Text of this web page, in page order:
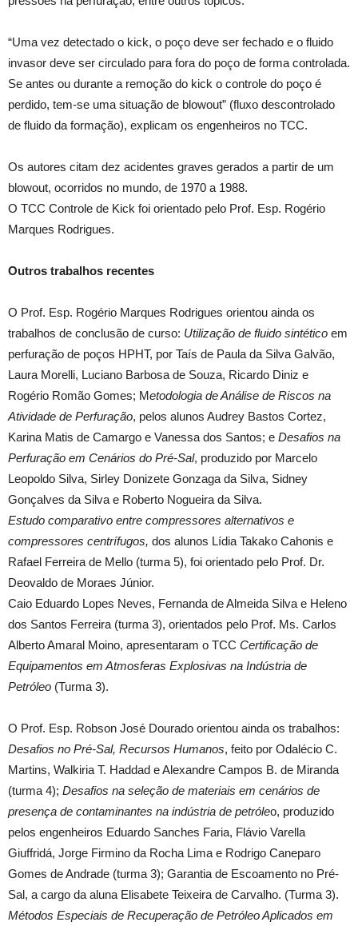
“Uma vez detectado o kick, o poço deve ser fechado e o fluido
invasor deve ser circulado para fora do poço de forma controlada.
Se antes ou durante a remoção do kick o controle do poço é
perdido, tem-se uma situação de blowout” (fluxo descontrolado
de fluido da formação), explicam os engenheiros no TCC.
Os autores citam dez acidentes graves gerados a partir de um
blowout, ocorridos no mundo, de 1970 a 1988.
O TCC Controle de Kick foi orientado pelo Prof. Esp. Rogério
Marques Rodrigues.
Outros trabalhos recentes
O Prof. Esp. Rogério Marques Rodrigues orientou ainda os
trabalhos de conclusão de curso: Utilização de fluido sintético em
perfuração de poços HPHT, por Taís de Paula da Silva Galvão,
Laura Morelli, Luciano Barbosa de Souza, Ricardo Diniz e
Rogério Romão Gomes; Metodologia de Análise de Riscos na
Atividade de Perfuração, pelos alunos Audrey Bastos Cortez,
Karina Matis de Camargo e Vanessa dos Santos; e Desafios na
Perfuração em Cenários do Pré-Sal, produzido por Marcelo
Leopoldo Silva, Sirley Donizete Gonzaga da Silva, Sidney
Gonçalves da Silva e Roberto Nogueira da Silva.
Estudo comparativo entre compressores alternativos e
compressores centrífugos, dos alunos Lídia Takako Cahonis e
Rafael Ferreira de Mello (turma 5), foi orientado pelo Prof. Dr.
Deovaldo de Moraes Júnior.
Caio Eduardo Lopes Neves, Fernanda de Almeida Silva e Heleno
dos Santos Ferreira (turma 3), orientados pelo Prof. Ms. Carlos
Alberto Amaral Moino, apresentaram o TCC Certificação de
Equipamentos em Atmosferas Explosivas na Indústria de
Petróleo (Turma 3).
O Prof. Esp. Robson José Dourado orientou ainda os trabalhos:
Desafios no Pré-Sal, Recursos Humanos, feito por Odalécio C.
Martins, Walkiria T. Haddad e Alexandre Campos B. de Miranda
(turma 4); Desafios na seleção de materiais em cenários de
presença de contaminantes na indústria de petróleo, produzido
pelos engenheiros Eduardo Sanches Faria, Flávio Varella
Giuffridá, Jorge Firmino da Rocha Lima e Rodrigo Caneparo
Gomes de Andrade (turma 3); Garantia de Escoamento no Pré-
Sal, a cargo da aluna Elisabete Teixeira de Carvalho. (Turma 3).
Métodos Especiais de Recuperação de Petróleo Aplicados em